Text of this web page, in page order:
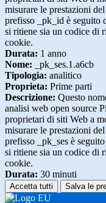
misurare le prestazioni
prefisso _pk_id è seguito
si ritiene sia un codice di
cookie.
Durata: 1 anno
Nome: _pk_ses.1.a6cb
Tipologia: analitico
Proprieta: Prime parti
Descrizione: Questo
analisi web open source
proprietari di siti Web a
misurare le prestazioni
prefisso _pk_ses è
si ritiene sia un codice di
cookie.
Durata: 30 minuti
Accetta tutti Salva le